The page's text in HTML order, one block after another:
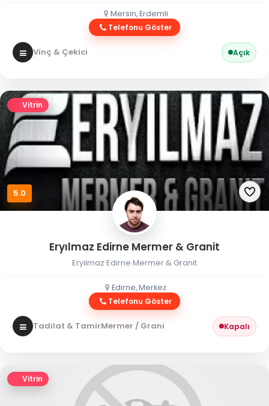
Mersin, Erdemli
Telefonu Göster
Vinç & Çekici Açık
Vitrin
5.0
Eryılmaz Edirne Mermer & Granit
Eryılmaz Edirne Mermer & Granit
Edirne, Merkez
Telefonu Göster
Tadilat & TamirMermer / Granit Kapalı
Vitrin